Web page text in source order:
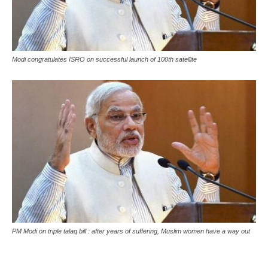
Modi congratulates ISRO on successful launch of 100th satellite
PM Modi on triple talaq bill : after years of suffering, Muslim women have a way out